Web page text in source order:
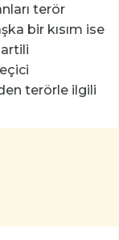
terör
bir kısım ise
terörle ilgili